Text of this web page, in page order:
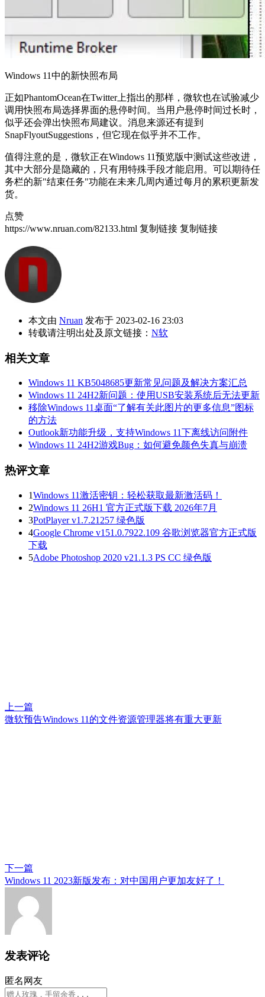
Windows 11中的新快照布局
正如PhantomOcean在Twitter上指出的那样，微软也在试验减少
调用快照布局选择界面的悬停时间。当用户悬停时间过长时，
似乎还会弹出快照布局建议。消息来源还有提到
SnapFlyoutSuggestions，但它现在似乎并不工作。
值得注意的是，微软正在Windows 11预览版中测试这些改进，
其中大部分是隐藏的，只有用特殊手段才能启用。可以期待任
务栏的新"结束任务"功能在未来几周内通过每月的累积更新发
货。
点赞
https://www.nruan.com/82133.html 复制链接 复制链接
本文由 Nruan 发布于 2023-02-16 23:03
转载请注明出处及原文链接： N软
相关文章
Windows 11 KB5048685更新常见问题及解决方案汇总
Windows 11 24H2新问题：使用USB安装系统后无法更新
移除Windows 11桌面“了解有关此图片的更多信息”图标
的方法
Outlook新功能升级，支持Windows 11下离线访问附件
Windows 11 24H2游戏Bug：如何避免颜色失真与崩溃
热评文章
1Windows 11激活密钥：轻松获取最新激活码！
2Windows 11 26H1 官方正式版下载 2026年7月
3PotPlayer v1.7.21257 绿色版
4Google Chrome v151.0.7922.109 谷歌浏览器官方正式版
下载
5Adobe Photoshop 2020 v21.1.3 PS CC 绿色版
上一篇
微软预告Windows 11的文件资源管理器将有重大更新
下一篇
Windows 11 2023新版发布：对中国用户更加友好了！
发表评论
匿名网友